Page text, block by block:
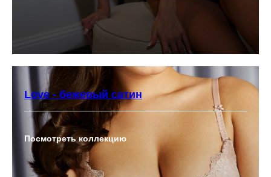
Love - бежевый сатин
Посмотреть коллекцию